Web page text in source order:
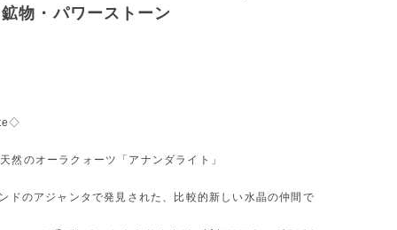
物・パワーストーン
然のオーラクォーツ「アナンダライト」
ドのアジャンタで発見された、比較的新しい水晶の仲間で